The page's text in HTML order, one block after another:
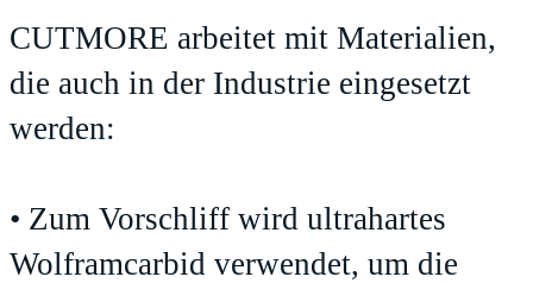
CUTMORE arbeitet mit Materialien,
die auch in der Industrie eingesetzt
werden:
• Zum Vorschliff wird ultrahartes
Wolframcarbid verwendet, um die